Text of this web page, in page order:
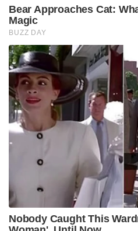
Bear Approaches Cat:
Magic
BUZZ DAY
Nobody Caught This